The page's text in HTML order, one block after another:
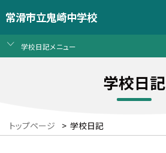
常滑市立鬼崎中学校
学校日記メニュー
学校日記
トップページ > 学校日記